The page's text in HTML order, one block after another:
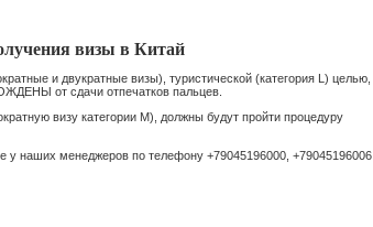
визы в Китай
и двукратные визы), туристической (категория L) целью,
от сдачи отпечатков пальцев.
визу категории М), должны будут пройти процедуру
у наших менеджеров по телефону +79045196000, +79045196006